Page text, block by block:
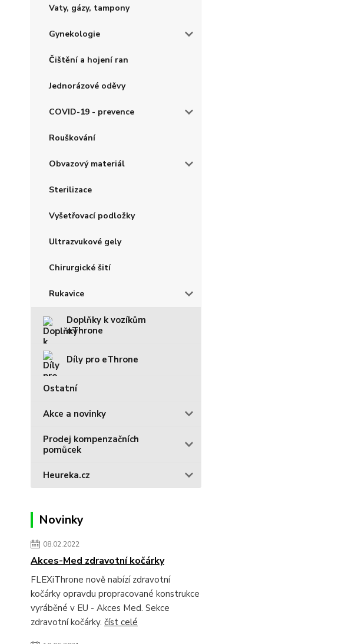
Vaty, gázy, tampony
Gynekologie
Čištění a hojení ran
Jednorázové oděvy
COVID-19 - prevence
Rouškování
Obvazový materiál
Sterilizace
Vyšetřovací podložky
Ultrazvukové gely
Chirurgické šití
Rukavice
Doplňky k vozíkům
eThrone
Díly pro eThrone
Ostatní
Akce a novinky
Prodej kompenzačních
pomůcek
Heureka.cz
Novinky
08.02.2022
Akces-Med zdravotní kočárky
FLEXiThrone nově nabízí zdravotní
kočárky opravdu propracované konstrukce
vyráběné v EU - Akces Med. Sekce
zdravotní kočárky. číst celé